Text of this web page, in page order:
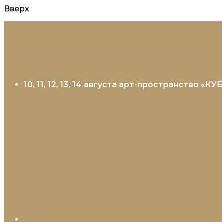
Вверх
10, 11, 12, 13, 14 августа арт-пространство